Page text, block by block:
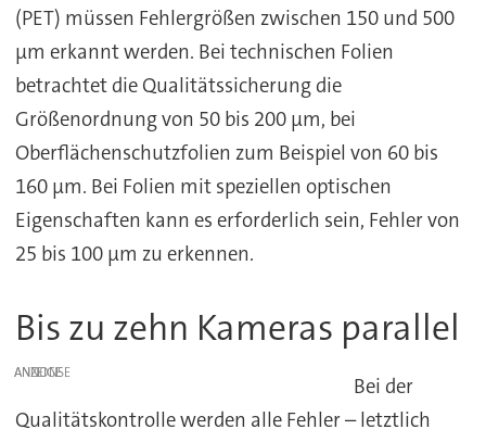
(PET) müssen Fehlergrößen zwischen 150 und 500
μm erkannt werden. Bei technischen Folien
betrachtet die Qualitätssicherung die
Größenordnung von 50 bis 200 μm, bei
Oberflächenschutzfolien zum Beispiel von 60 bis
160 μm. Bei Folien mit speziellen optischen
Eigenschaften kann es erforderlich sein, Fehler von
25 bis 100 μm zu erkennen.
Bis zu zehn Kameras parallel
ANZEIGE
Bei der
Qualitätskontrolle werden alle Fehler – letztlich